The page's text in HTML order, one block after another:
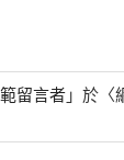
留言者」於〈